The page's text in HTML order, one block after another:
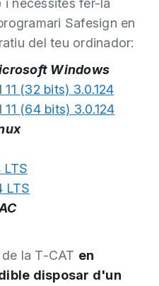
Safesign en
del teu ordinador:
Windows
(32 bits) 3.0.124
(64 bits) 3.0.124
LTS
LTS
la T-CAT en
disposar d'un